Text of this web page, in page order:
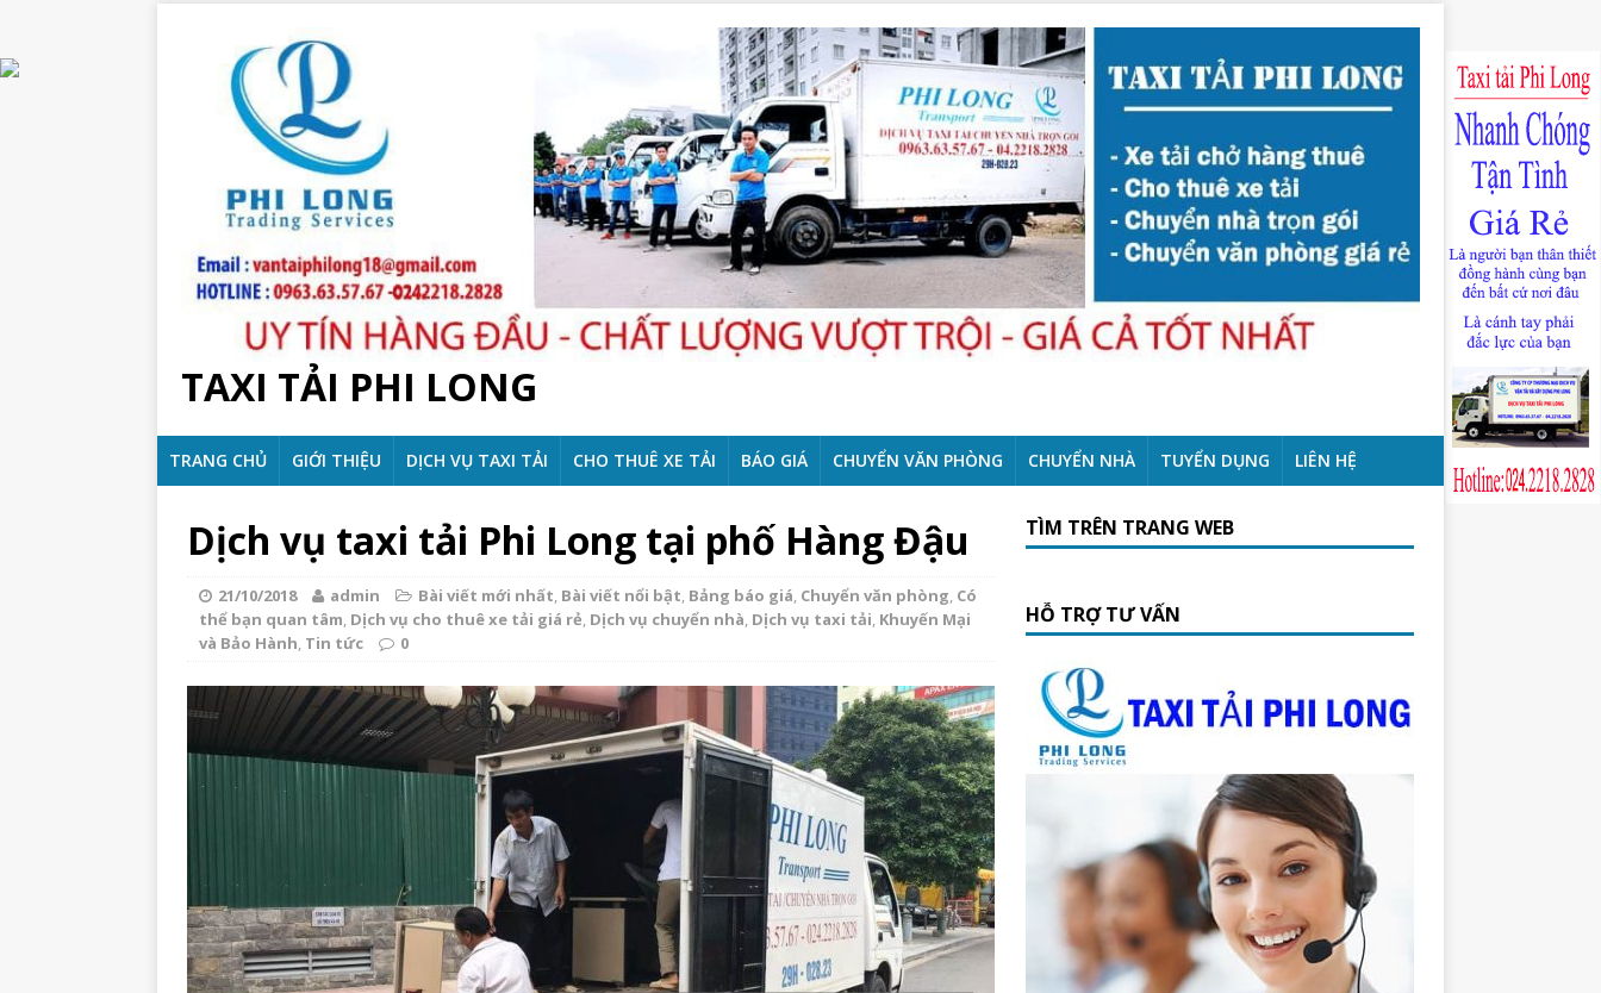
TAXI TẢI PHI LONG
TRANG CHỦ GIỚI THIỆU DỊCH VỤ TAXI TẢI CHO THUÊ XE TẢI BÁO GIÁ CHUYỂN VĂN PHÒNG CHUYỂN NHÀ TUYỂN DỤNG LIÊN HỆ
Dịch vụ taxi tải Phi Long tại phố Hàng Đậu
21/10/2018 admin Bài viết mới nhất, Bài viết nổi bật, Bảng báo giá, Chuyển văn phòng, Có
thể bạn quan tâm, Dịch vụ cho thuê xe tải giá rẻ, Dịch vụ chuyển nhà, Dịch vụ taxi tải, Khuyến Mại
và Bảo Hành, Tin tức 0
TÌM TRÊN TRANG WEB
HỖ TRỢ TƯ VẤN